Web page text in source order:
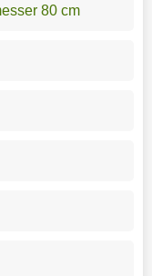
80 cm